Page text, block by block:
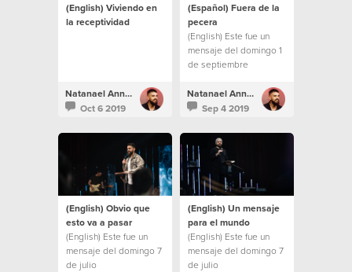
(English) Viviendo en
la receptividad
Natanael Annacondia
Oct 6 2019
(Español) Fuera de la
pecera
(English) Este fue un
mensaje del domingo 1
de septiembre
Natanael Annacondia
Sep 4 2019
(English) Obvio que
esto va a pasar
(English) Este fue un
mensaje del domingo 7
de julio
(English) Un mensaje
para el mundo
(English) Este fue un
mensaje del domingo 7
de julio